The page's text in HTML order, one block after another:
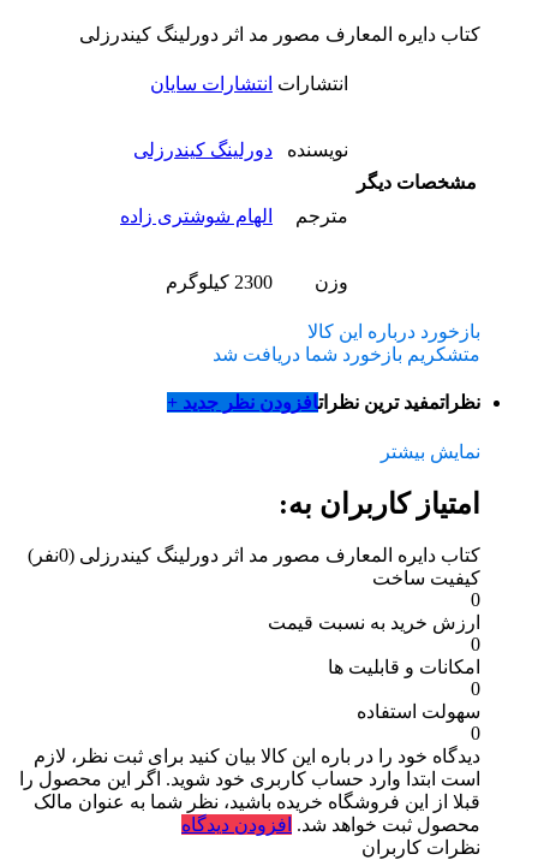
کتاب دایره المعارف مصور مد اثر دورلینگ کیندرزلی
مشخصات دیگر
انتشارات انتشارات سایان
نویسنده دورلینگ کیندرزلی
مترجم الهام شوشتری زاده
وزن 2300 کیلوگرم
بازخورد درباره این کالا
متشکریم بازخورد شما دریافت شد
نظراتمفید ترین نظراتافزودن نظر جدید +
نمایش بیشتر
امتیاز کاربران به:
کتاب دایره المعارف مصور مد اثر دورلینگ کیندرزلی (0نفر)
کیفیت ساخت
0
ارزش خرید به نسبت قیمت
0
امکانات و قابلیت ها
0
سهولت استفاده
0
دیدگاه خود را در باره این کالا بیان کنید برای ثبت نظر، لازم
است ابتدا وارد حساب کاربری خود شوید. اگر این محصول را
قبلا از این فروشگاه خریده باشید، نظر شما به عنوان مالک
محصول ثبت خواهد شد. افزودن دیدگاه
نظرات کاربران